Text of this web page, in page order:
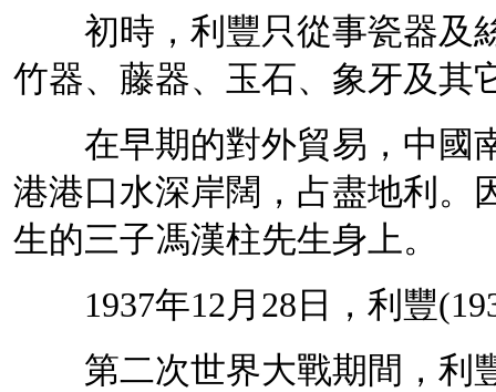
初時，利豐只從事瓷器及絲
竹器、藤器、玉石、象牙及其
在早期的對外貿易 ，中
港港口水深岸闊，占盡地利。
生的三子馮漢柱先生身上。
1937年12月28日，利豐
第二次世界大戰期間，利豐